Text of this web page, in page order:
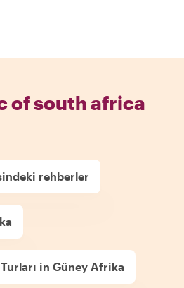
of south africa
rehberler
in Güney Afrika